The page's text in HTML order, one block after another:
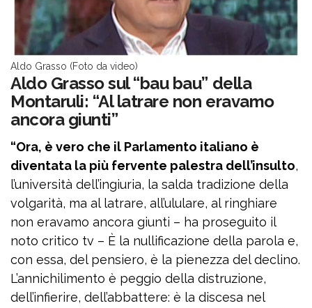
Aldo Grasso (Foto da video)
Aldo Grasso sul “bau bau” della
Montaruli: “Al latrare non eravamo
ancora giunti”
“Ora, è vero che il Parlamento italiano è
diventata la più fervente palestra dell’insulto,
l’università dell’ingiuria, la salda tradizione della
volgarità, ma al latrare, all’ululare, al ringhiare
non eravamo ancora giunti – ha proseguito il
noto critico tv – È la nullificazione della parola e,
con essa, del pensiero, è la pienezza del declino.
L’annichilimento è peggio della distruzione,
dell’infierire, dell’abbattere: è la discesa nel